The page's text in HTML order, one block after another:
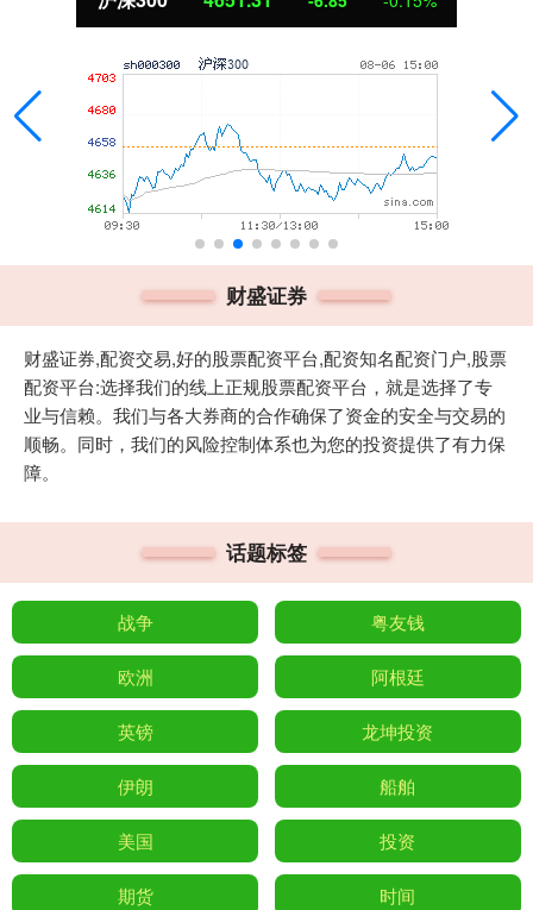
财盛证券
财盛证券,配资交易,好的股票配资平台,配资知名配资门户,股票
配资平台:选择我们的线上正规股票配资平台，就是选择了专
业与信赖。我们与各大券商的合作确保了资金的安全与交易的
顺畅。同时，我们的风险控制体系也为您的投资提供了有力保
障。
话题标签
战争 粤友钱
欧洲 阿根廷
英镑 龙坤投资
伊朗 船舶
美国 投资
期货 时间